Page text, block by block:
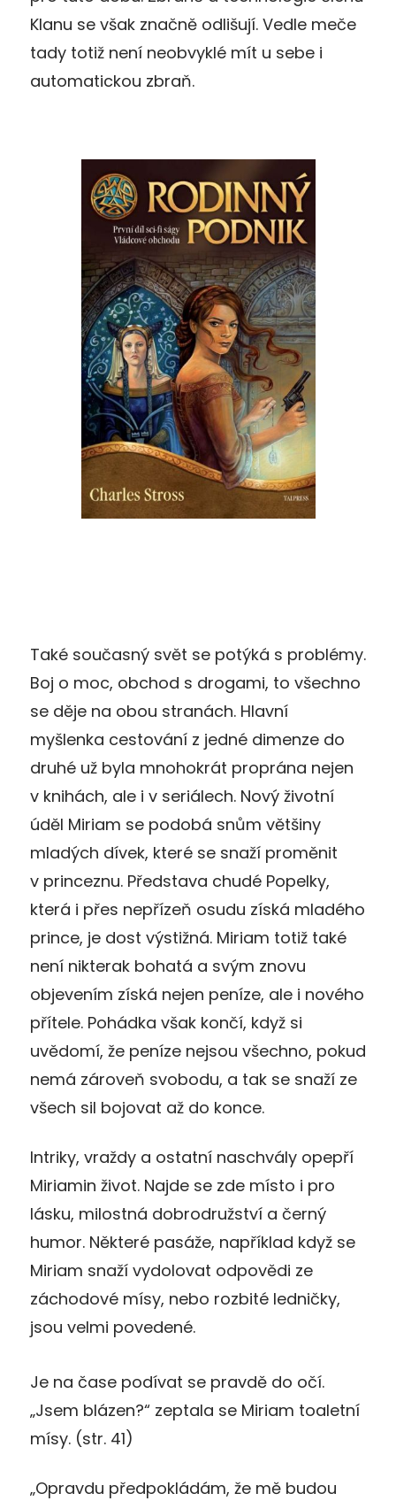
Klanu se však značně odlišují. Vedle meče
tady totiž není neobvyklé mít u sebe i
automatickou zbraň.
Také současný svět se potýká s problémy.
Boj o moc, obchod s drogami, to všechno
se děje na obou stranách. Hlavní
myšlenka cestování z jedné dimenze do
druhé už byla mnohokrát proprána nejen
v knihách, ale i v seriálech. Nový životní
úděl Miriam se podobá snům většiny
mladých dívek, které se snaží proměnit
v princeznu. Představa chudé Popelky,
která i přes nepřízeň osudu získá mladého
prince, je dost výstižná. Miriam totiž také
není nikterak bohatá a svým znovu
objevením získá nejen peníze, ale i nového
přítele. Pohádka však končí, když si
uvědomí, že peníze nejsou všechno, pokud
nemá zároveň svobodu, a tak se snaží ze
všech sil bojovat až do konce.
Intriky, vraždy a ostatní naschvály opepří
Miriamin život. Najde se zde místo i pro
lásku, milostná dobrodružství a černý
humor. Některé pasáže, například když se
Miriam snaží vydolovat odpovědi ze
záchodové mísy, nebo rozbité ledničky,
jsou velmi povedené.
Je na čase podívat se pravdě do očí.
„Jsem blázen?“ zeptala se Miriam toaletní
mísy. (str. 41)
„Opravdu předpokládám, že mě budou